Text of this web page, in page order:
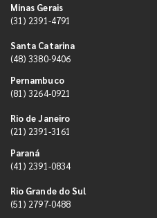
Minas Gerais
(31) 2391-4791
Santa Catarina
(48) 3380-9406
Pernambuco
(81) 3264-0921
Rio de Janeiro
(21) 2391-3161
Paraná
(41) 2391-0834
Rio Grande do Sul
(51) 2797-0488